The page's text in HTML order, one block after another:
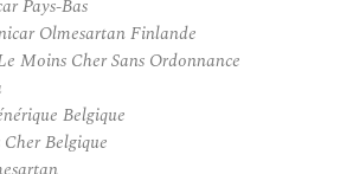
Pays-Bas
Olmesartan Finlande
Moins Cher Sans Ordonnance
Belgique
Belgique